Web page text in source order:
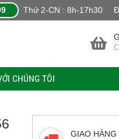
Thứ 2-CN : 8h-17h30
CHÚNG TÔI
GIAO